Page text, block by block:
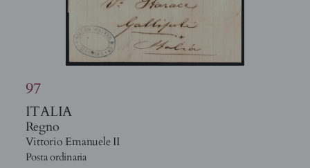
97
ITALIA
Regno
Vittorio Emanuele II
Posta ordinaria